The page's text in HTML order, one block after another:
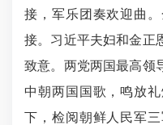
接，军乐团奏欢迎曲
接。习近平夫妇和金正
致意。两党两国最高领
中朝两国国歌，鸣放
下，检阅朝鲜人民军